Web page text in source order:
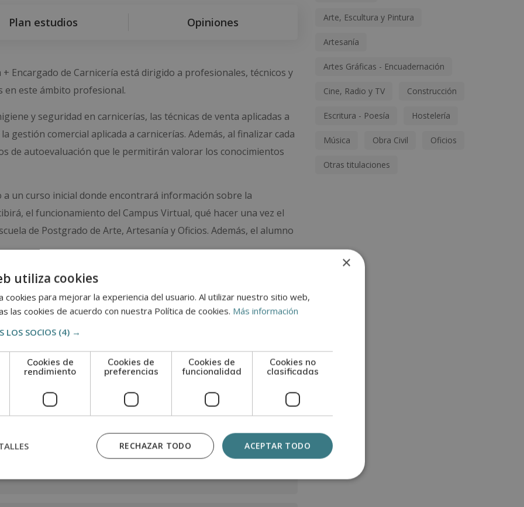
Plan estudios Opiniones
Encargado de Carnicería está dirigido a profesionales, técnicos y
en este ámbito profesional.
y seguridad en carnicerías, las técnicas de venta aplicadas a
gestión comercial aplicada a carnicerías. Además, al finalizar cada
de autoevaluación que le permitirán valorar los conocimientos
a un curso inicial donde encontrará información sobre la
el funcionamiento del Campus Virtual, qué hacer una vez el
de Postgrado de Arte, Artesanía y Oficios. Además, el alumno
de evaluación, el alumno recibirá un diploma que certifica
CARNICERÍA”, de la ESCUELA DE POSTGRADO DE ARTE,
de socios de la CECAP.
Arte, Escultura y Pintura
Artesanía
Artes Gráficas - Encuadernación
Cine, Radio y TV Construcción
Escritura - Poesía Hostelería
Música Obra Civil Oficios
Otras titulaciones
×
utiliza cookies
cookies para mejorar la experiencia del usuario. Al utilizar nuestro sitio web,
las cookies de acuerdo con nuestra Política de cookies. Más información
LOS SOCIOS (4) →
Cookies de
rendimiento
Cookies de
preferencias
Cookies de
funcionalidad
Cookies no
clasificadas
ACEPTAR TODO
RECHAZAR TODO